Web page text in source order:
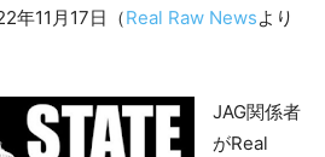
年11月17日（Real Raw Newsより
JAG関係者
がReal